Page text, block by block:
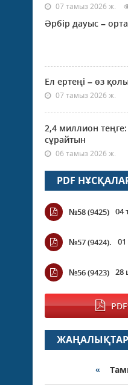
07 тамыз 2026 ж.
Әрбір дауыс –
Ел ертеңі – өз
07 тамыз 2026 ж.
2,4 миллион
сұрайтын
06 тамыз 2026 ж.
PDF
№58 (9425) 04
№57 (9424).
№56 (9423) 28
«